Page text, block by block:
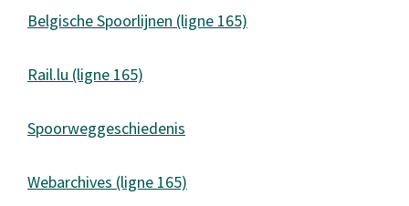
Belgische Spoorlijnen (ligne 165)
Rail.lu (ligne 165)
Spoorweggeschiedenis
Webarchives (ligne 165)